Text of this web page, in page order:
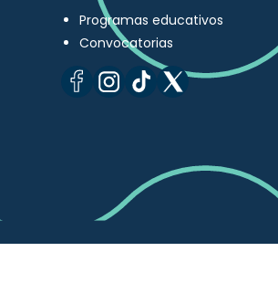
Programas educativos
Convocatorias